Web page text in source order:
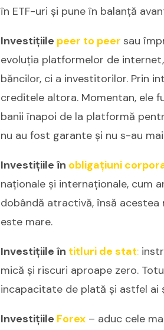
în ETF-uri și pune în balanță
Investițiile peer to peer sau
evoluția platformelor de
băncilor, ci a investitorilor. Prin
creditele altora. Momentan, ele
banii înapoi de la platformă
nu au fost garante şi nu s-au
Investițiile în obligațiuni
naționale și internaționale, cum
dobândă atractivă, însă
este mare.
Investițiile în titluri de stat:
mică și riscuri aproape zero.
incapacitate de plată şi astfel ai
Investițiile Forex – aduc cele